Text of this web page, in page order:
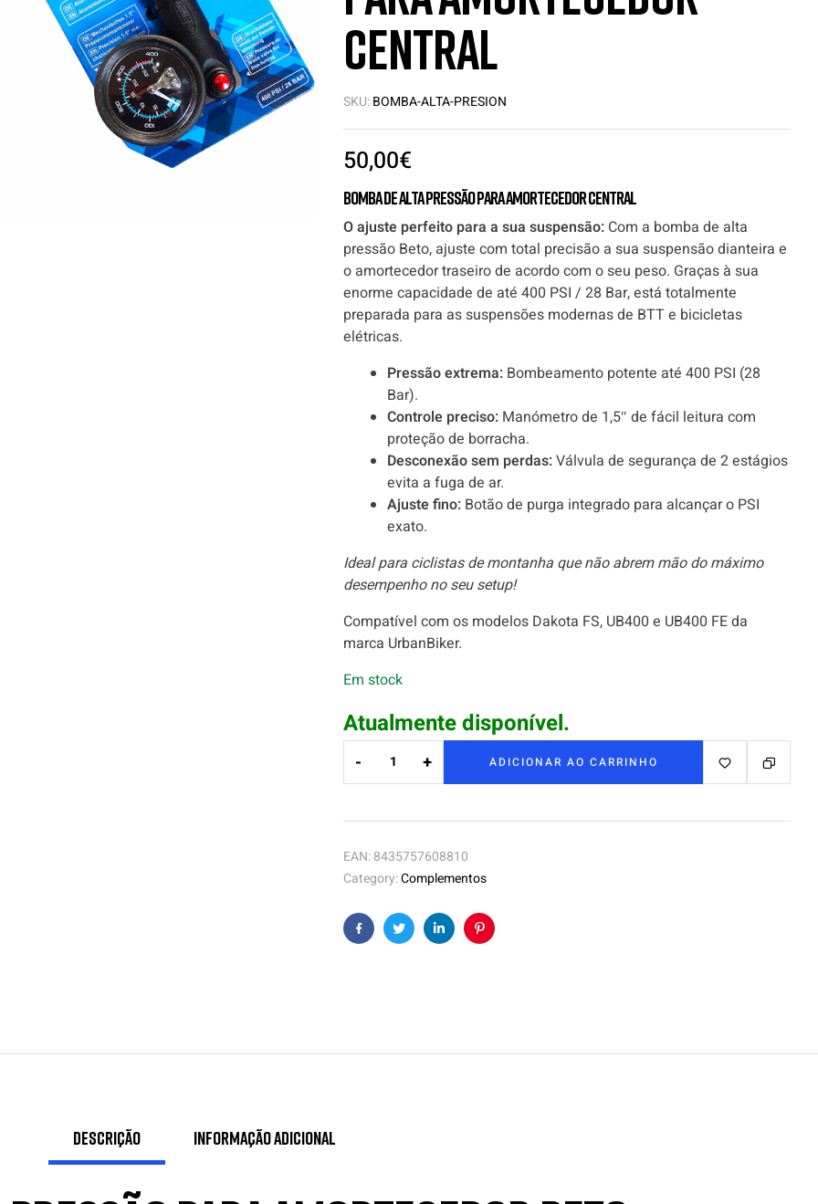
central
SKU:BOMBA-ALTA-PRESION
50,00€
Bomba de alta pressão para amortecedor central
O ajuste perfeito para a sua suspensão: Com a bomba de alta
pressão Beto, ajuste com total precisão a sua suspensão dianteira e
o amortecedor traseiro de acordo com o seu peso. Graças à sua
enorme capacidade de até 400 PSI / 28 Bar, está totalmente
preparada para as suspensões modernas de BTT e bicicletas
elétricas.
Pressão extrema: Bombeamento potente até 400 PSI (28
Bar).
Controle preciso: Manómetro de 1,5″ de fácil leitura com
proteção de borracha.
Desconexão sem perdas:Válvula de segurança de 2 estágios
evita a fuga de ar.
Ajuste fino: Botão de purga integrado para alcançar o PSI
exato.
Ideal para ciclistas de montanha que não abrem mão do máximo
desempenho no seu setup!
Compatível com os modelos Dakota FS, UB400 e UB400 FE da
marca UrbanBiker.
Em stock
Atualmente disponível.
- + ADICIONAR AO CARRINHO
EAN:8435757608810
Category:Complementos
FacebookTwitterLinkedinPinterest
Descrição Informação adicional